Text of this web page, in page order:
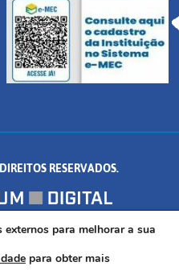
RESERVADOS.
FORMIGA/MG - CEP:
para melhorar a sua
para obter mais